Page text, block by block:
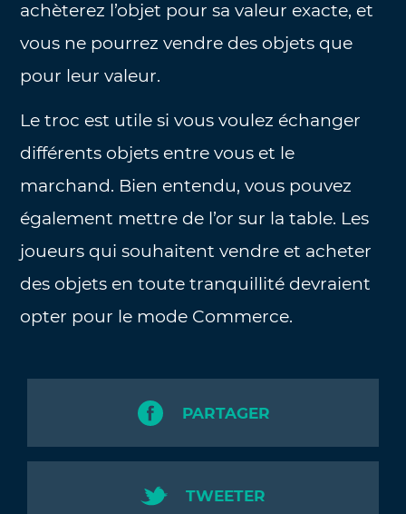
achèterez l’objet pour sa valeur exacte, et
vous ne pourrez vendre des objets que
pour leur valeur.
Le troc est utile si vous voulez échanger
différents objets entre vous et le
marchand. Bien entendu, vous pouvez
également mettre de l’or sur la table. Les
joueurs qui souhaitent vendre et acheter
des objets en toute tranquillité devraient
opter pour le mode Commerce.
PARTAGER
TWEETER